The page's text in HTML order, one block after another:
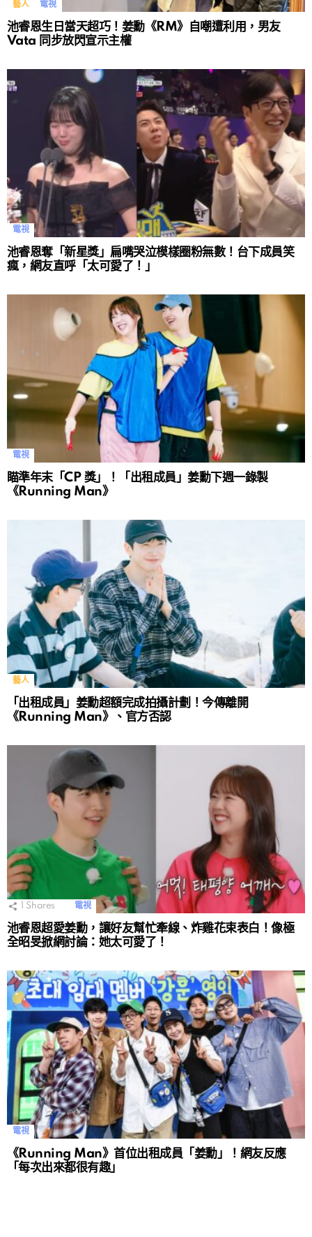
藝人 電視
池睿恩生日當天超巧！姜勳《RM》自嘲遭利用，男友
Vata 同步放閃宣示主權
電視
池睿恩奪「新星獎」扁嘴哭泣模樣圈粉無數！台下成員笑
瘋，網友直呼「太可愛了！」
電視
瞄準年末「CP 獎」！「出租成員」姜勳下週一錄製
《Running Man》
藝人
「出租成員」姜勳超額完成拍攝計劃！今傳離開
《Running Man》、官方否認
Shares 電視
池睿恩超愛姜勳，讓好友幫忙牽線、炸雞花束表白！像極
全昭旻掀網討論：她太可愛了！
電視
《Running Man》首位出租成員「姜勳」！網友反應
「每次出來都很有趣」